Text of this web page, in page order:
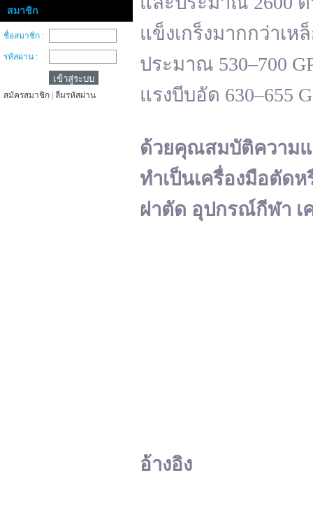
สมาชิก
ชื่อสมาชิก :
รหัสผ่าน :
สมัครสมาชิก ลืมรหัสผ่าน
แข็งเกร็งมากกว่าเ
ประมาณ 530–700
แรงบีบอัด 630–655
ด้วยคุณสมบัติความแ
ทำเป็นเครื่องมือตัดห
ผ่าตัด อุปกรณ์กีฬา เ
อ้างอิง